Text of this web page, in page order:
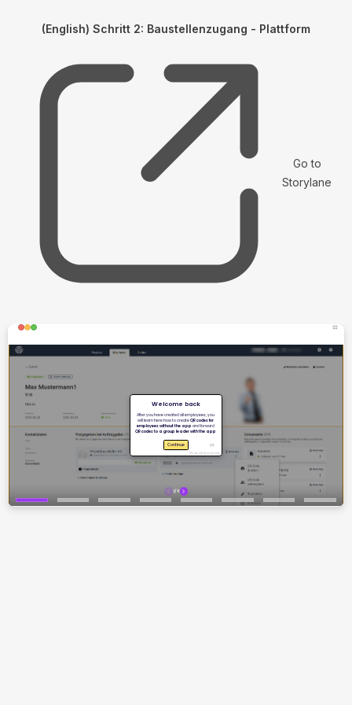
(English) Schritt 2: Baustellenzugang - Plattform
Go to
Storylane